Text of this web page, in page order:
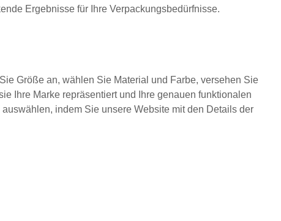
Ergebnisse für Ihre Verpackungsbedürfnisse.
Größe an, wählen Sie Material und Farbe, versehen Sie
Ihre Marke repräsentiert und Ihre genauen funktionalen
indem Sie unsere Website mit den Details der